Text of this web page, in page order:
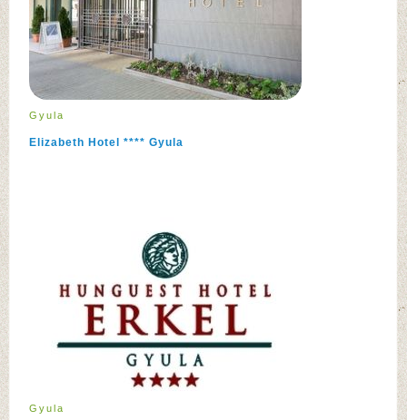
Gyula
Elizabeth Hotel **** Gyula
Gyula